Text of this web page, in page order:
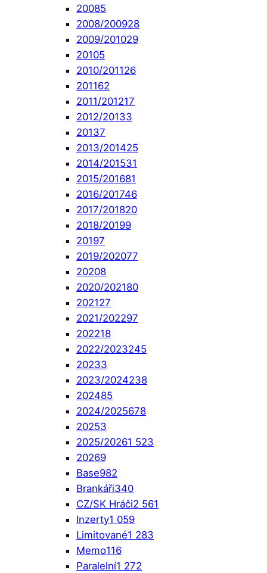
20085
2008/200928
2009/201029
20105
2010/201126
201162
2011/201217
2012/20133
20137
2013/201425
2014/201531
2015/201681
2016/201746
2017/201820
2018/20199
20197
2019/202077
20208
2020/202180
202127
2021/202297
202218
2022/2023245
20233
2023/2024238
202485
2024/2025678
20253
2025/20261 523
20269
Base982
Brankáři340
CZ/SK Hráči2 561
Inzerty1 059
Limitované1 283
Memo116
Paralelní1 272